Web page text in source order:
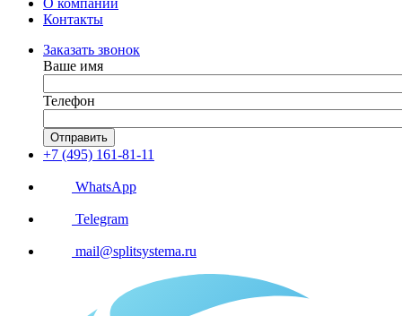
О компании
Контакты
Заказать звонок
Ваше имя
Телефон
Отправить
+7 (495) 161-81-11
WhatsApp
Telegram
mail@splitsystema.ru